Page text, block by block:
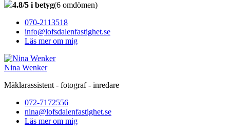
4.8/5 i betyg(6 omdömen)
070-2113518
info@lofsdalenfastighet.se
Läs mer om mig
Nina Wenker
Mäklarassistent - fotograf - inredare
072-7172556
nina@lofsdalenfastighet.se
Läs mer om mig